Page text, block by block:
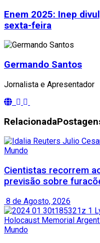
Enem 2025: Inep
sexta-feira
Germando Santos
Jornalista e Apresentador
Relacionada
Mundo
Cientistas recorrem
previsão sobre
8 de Agosto, 2026
Mundo